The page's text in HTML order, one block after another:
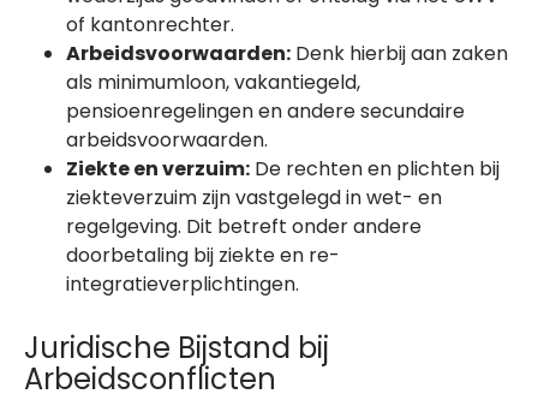
of kantonrechter.
Arbeidsvoorwaarden: Denk hierbij aan zaken
als minimumloon, vakantiegeld,
pensioenregelingen en andere secundaire
arbeidsvoorwaarden.
Ziekte en verzuim: De rechten en plichten bij
ziekteverzuim zijn vastgelegd in wet- en
regelgeving. Dit betreft onder andere
doorbetaling bij ziekte en re-
integratieverplichtingen.
Juridische Bijstand bij
Arbeidsconflicten